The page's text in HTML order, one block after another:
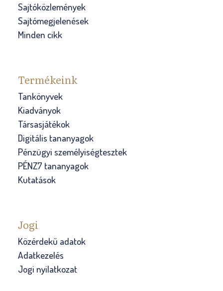
Sajtóközlemények
Sajtómegjelenések
Minden cikk
Termékeink
Tankönyvek
Kiadványok
Társasjátékok
Digitális tananyagok
Pénzügyi személyiségtesztek
PÉNZ7 tananyagok
Kutatások
Jogi
Közérdekű adatok
Adatkezelés
Jogi nyilatkozat